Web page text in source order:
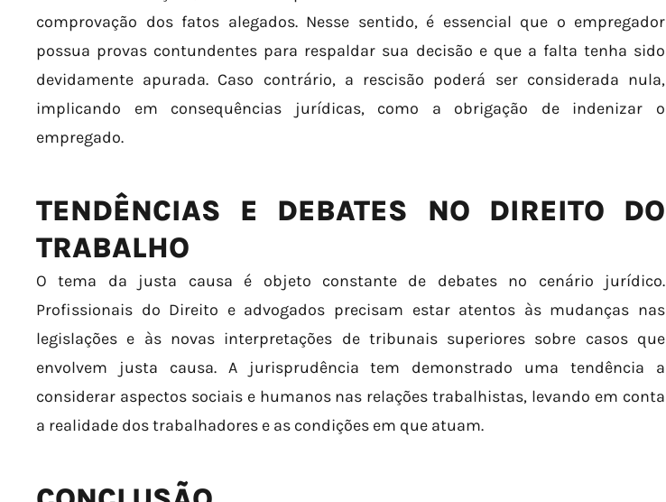
comprovação dos fatos alegados. Nesse sentido, é essencial que o empregador
possua provas contundentes para respaldar sua decisão e que a falta tenha sido
devidamente apurada. Caso contrário, a rescisão poderá ser considerada nula,
implicando em consequências jurídicas, como a obrigação de indenizar o
empregado.
TENDÊNCIAS E DEBATES NO DIREITO DO
TRABALHO
O tema da justa causa é objeto constante de debates no cenário jurídico.
Profissionais do Direito e advogados precisam estar atentos às mudanças nas
legislações e às novas interpretações de tribunais superiores sobre casos que
envolvem justa causa. A jurisprudência tem demonstrado uma tendência a
considerar aspectos sociais e humanos nas relações trabalhistas, levando em conta
a realidade dos trabalhadores e as condições em que atuam.